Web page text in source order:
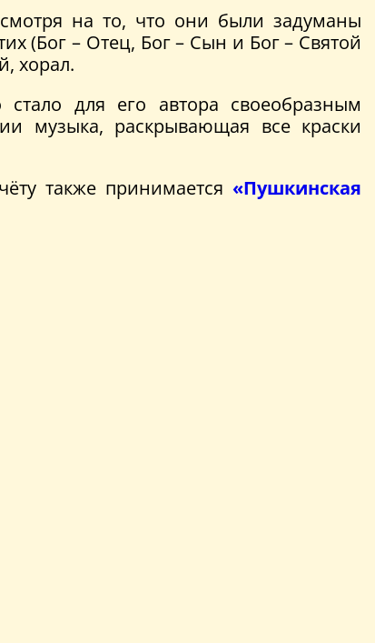
на то, что они были задуманы
(Бог – Отец, Бог – Сын и Бог – Святой
хорал.
для его автора своеобразным
музыка, раскрывающая все краски
также принимается«Пушкинская